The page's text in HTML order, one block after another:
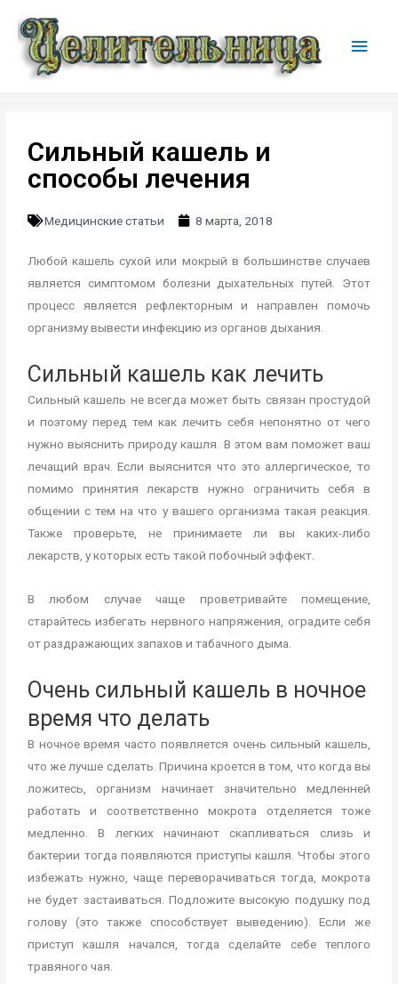
Сильный кашель и
способы лечения
Медицинские статьи 8 марта, 2018
Любой кашель сухой или мокрый в большинстве случаев
является симптомом болезни дыхательных путей. Этот
процесс является рефлекторным и направлен помочь
организму вывести инфекцию из органов дыхания.
Сильный кашель как лечить
Сильный кашель не всегда может быть связан простудой
и поэтому перед тем как лечить себя непонятно от чего
нужно выяснить природу кашля. В этом вам поможет ваш
лечащий врач. Если выяснится что это аллергическое, то
помимо принятия лекарств нужно ограничить себя в
общении с тем на что у вашего организма такая реакция.
Также проверьте, не принимаете ли вы каких-либо
лекарств, у которых есть такой побочный эффект.
В любом случае чаще проветривайте помещение,
старайтесь избегать нервного напряжения, оградите себя
от раздражающих запахов и табачного дыма.
Очень сильный кашель в ночное
время что делать
В ночное время часто появляется очень сильный кашель,
что же лучше сделать. Причина кроется в том, что когда вы
ложитесь, организм начинает значительно медленней
работать и соответственно мокрота отделяется тоже
медленно. В легких начинают скапливаться слизь и
бактерии тогда появляются приступы кашля. Чтобы этого
избежать нужно, чаще переворачиваться тогда, мокрота
не будет застаиваться. Подложите высокую подушку под
голову (это также способствует выведению). Если же
приступ кашля начался, тогда сделайте себе теплого
травяного чая.